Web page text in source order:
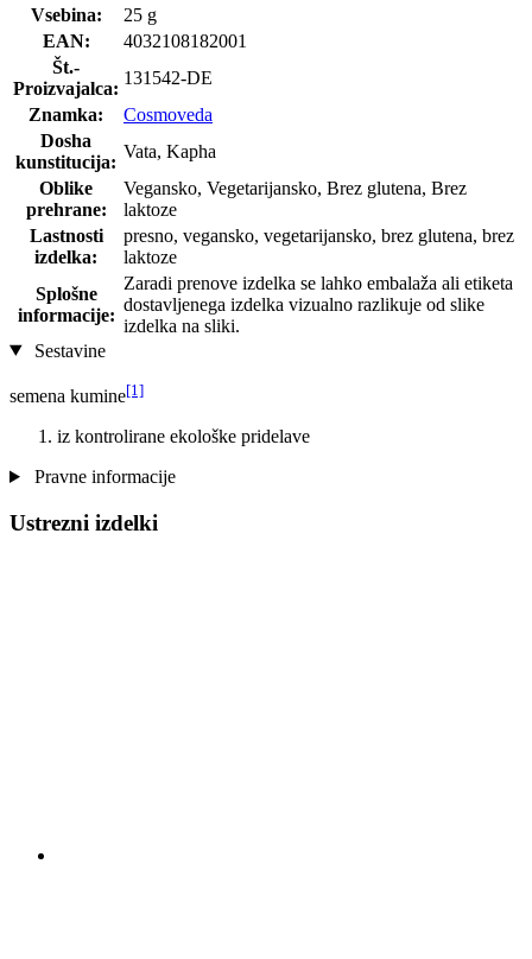
Vsebina:
25 g
EAN:
4032108182001
Št.-
Proizvajalca:
131542-DE
Znamka:
Cosmoveda
Dosha
kunstitucija:
Vata, Kapha
Oblike
prehrane:
Vegansko, Vegetarijansko, Brez glutena, Brez
laktoze
Lastnosti
izdelka:
presno, vegansko, vegetarijansko, brez glutena, brez
laktoze
Splošne
informacije:
Zaradi prenove izdelka se lahko embalaža ali etiketa
dostavljenega izdelka vizualno razlikuje od slike
izdelka na sliki.
Sestavine
semena kumine[1]
iz kontrolirane ekološke pridelave
Pravne informacije
Ustrezni izdelki